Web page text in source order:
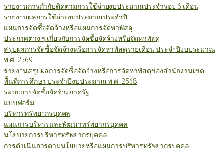
รายงานการกำกับติดตามการใช้จ่ายงบประมาณประจำรอบ 6 เดือน
รายงานผลการใช้จ่ายงบประมาณประจำปี
แผนการจัดซื้อจัดจ้างหรือแผนการจัดหาพัสดุ
ประกาศต่าง ๆ เกี่ยวกับการจัดซื้อจัดจ้างหรือจัดหาพัสดุ
สรุปผลการจัดซื้อจัดจ้างหรือการจัดหาพัสดุรายเดือน ประจำปีงบประมาณ
พ.ศ. 2569
รายงานสรุปผลการจัดซื้อจัดจ้างหรือการจัดหาพัสดุของสำนักงานเขต
พื้นที่การศึกษา ประจำปีงบประมาณ พ.ศ. 2568
ระบบการจัดซื้อจัดจ้างภาครัฐ
แบบฟอร์ม
บริหารทรัพยากรบุคคล
แผนการบริหารและพัฒนาทรัพยากรบุคคล
นโยบายการบริหารทรัพยากรบุคคล
การดำเนินการตามนโยบายหรือแผนการบริหารทรัพยากรบุคคล